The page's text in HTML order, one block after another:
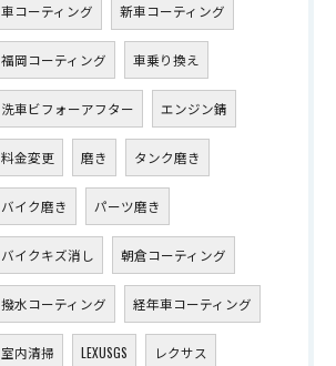
車コーティング 新車コーティング
福岡コーティング 車乗り換え
洗車ビフォーアフター エンジン錆
料金変更 磨き タンク磨き
バイク磨き パーツ磨き
バイクキズ消し 朝倉コーティング
撥水コーティング 経年車コーティング
室内清掃 LEXUSGS レクサス